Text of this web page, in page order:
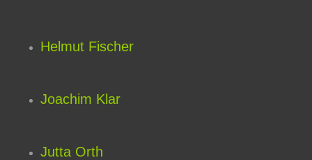
Helmut Fischer
Joachim Klar
Jutta Orth